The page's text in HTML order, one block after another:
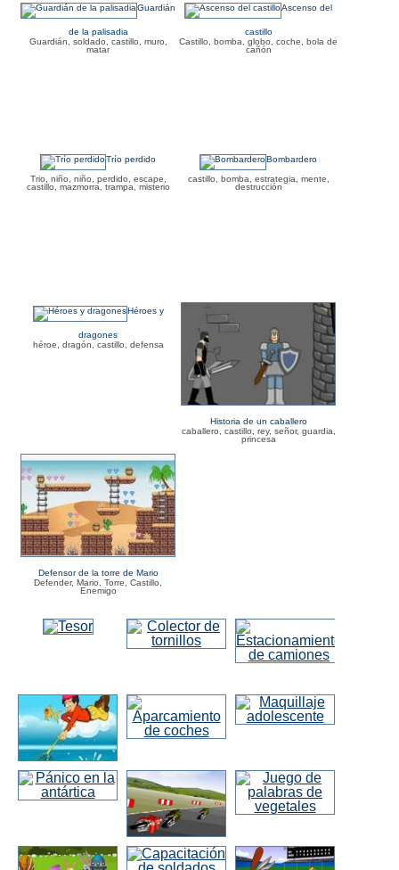
Guardián
de la palisadia
Guardián, soldado, castillo, muro,
matar
Ascenso del
castillo
Castillo, bomba, globo, coche, bola de
cañón
Trío perdido
Trio, niño, niño, perdido, escape,
castillo, mazmorra, trampa, misterio
Bombardero
castillo, bomba, estrategia, mente,
destrucción
Héroes y
dragones
héroe, dragón, castillo, defensa
Historia de un caballero
caballero, castillo, rey, señor, guardia,
princesa
Defensor de la torre de Mario
Defender, Mario, Torre, Castillo,
Enemigo